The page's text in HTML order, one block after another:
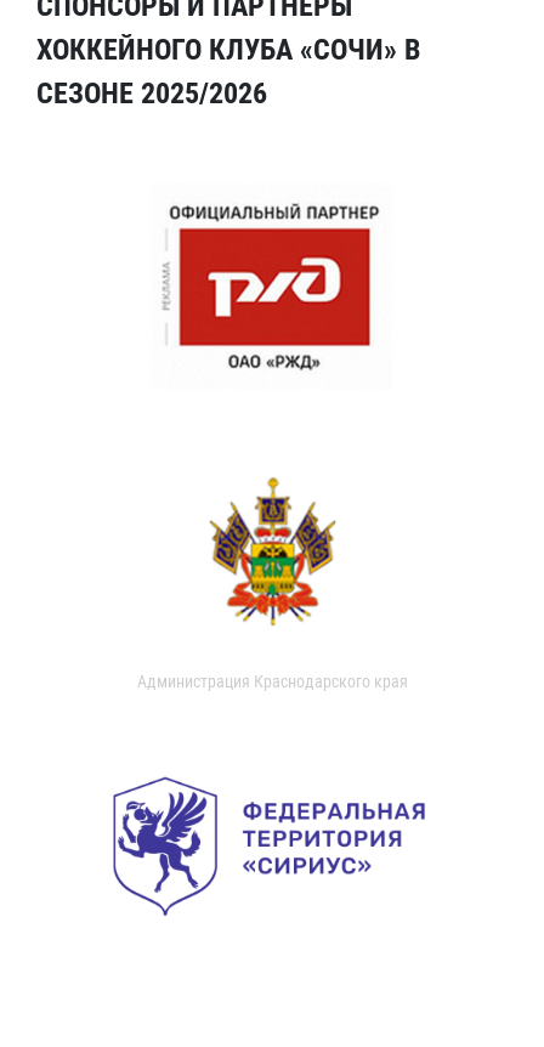
ХОККЕЙНОГО КЛУБА «СОЧИ» В
СЕЗОНЕ 2025/2026
Администрация Краснодарского края